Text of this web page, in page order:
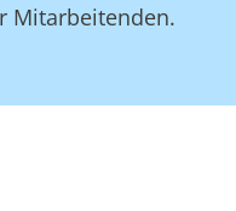
Mitarbeitenden.